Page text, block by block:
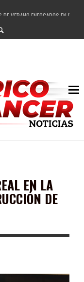
VERANO ENFOCADOS EN
DE GUADALUPE APOYO A
EN LA ZACATECANA
MÁS DE 3 MIL EMPLEOS
DIRECTO A GUADALUPE:
VICTORIA HERNÁNDEZ
500 NUEVAS EMPRESARIAS
DEL PROGRAMA
EN LA
DE